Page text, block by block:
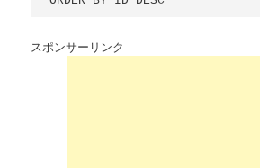
スポンサーリンク